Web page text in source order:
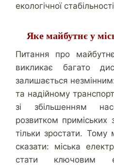
екологічної
Яке майбутнє у
Питання про
викликає багато
залишається
та надійному
зі збільшенням
розвитком
тільки зростати.
сказати: міська
стати ключовим